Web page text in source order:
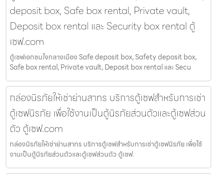
deposit box, Safe box rental, Private vault,
Deposit box rental และ Security box rental ตู้
เซฟ.com
ตู้เซฟเอกชนใจกลางเมือง Safe deposit box, Safety deposit box,
Safe box rental, Private vault, Deposit box rental และ Secu
กล่องนิรภัยให้เช่าย่านสาทร บริการตู้เซฟสำหรับการเช่า
ตู้เซฟนิรภัย เพื่อใช้งานเป็นตู้นิรภัยส่วนตัวและตู้เซฟส่วน
ตัว ตู้เซฟ.com
กล่องนิรภัยให้เช่าย่านสาทร บริการตู้เซฟสำหรับการเช่าตู้เซฟนิรภัย เพื่อใช้
งานเป็นตู้นิรภัยส่วนตัวและตู้เซฟส่วนตัว ตู้เซฟ.